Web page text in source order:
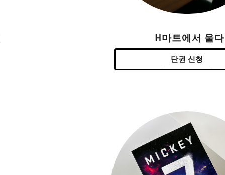
H마트에서 울다
단권 신청